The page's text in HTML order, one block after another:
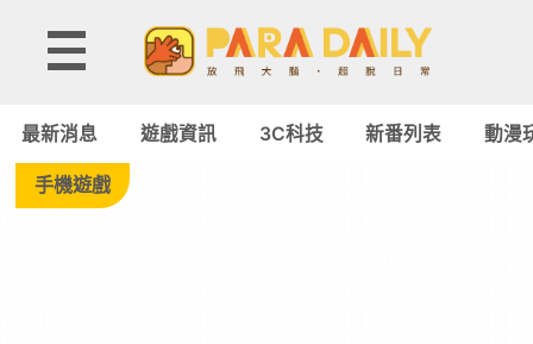
Tag:
名
最新消息 遊戲資訊 3C科技 新番列表 動漫
手機遊戲